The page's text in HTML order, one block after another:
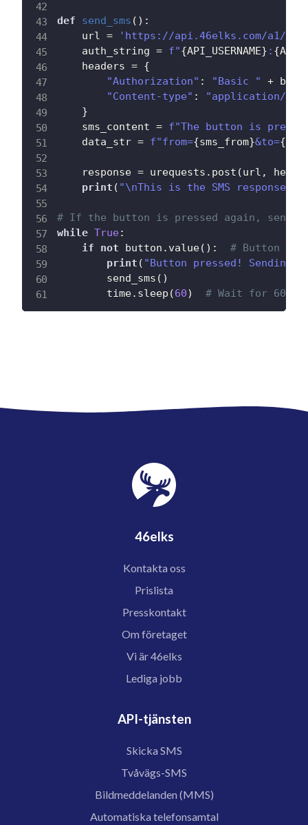
def send_sms ( ) :
    url
=
'https://api.46elks.com/a1/
    auth_string
= f"{API_USERNAME} : {
    headers
= {
"Authorization" : "Basic " +
"Content-type" :
"application/x-
}
    sms_content
= f"The button is
    data_str
= f"from={sms_from}&to={
    response
= urequests . post (url ,
print ( "\nThis is the SMS response
# If the button is pressed again, send
while True:
if
not button . value( ) :
# Button is
print ( "Button pressed! Sending
        send_sms
( )
        time
. sleep (60) # Wait for 60
46elks
Kontakta oss
Prislista
Presskontakt
Om företaget
Vi är 46elks
Lediga jobb
API-tjänsten
Skicka SMS
Tvåvägs-SMS
Bildmeddelanden (MMS)
Automatiska telefonsamtal